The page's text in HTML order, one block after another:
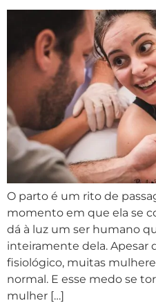
O parto é um rito de
momento em que ela se
dá à luz um ser humano
inteiramente dela. Apesar
fisiológico, muitas
normal. E esse medo se
mulher […]